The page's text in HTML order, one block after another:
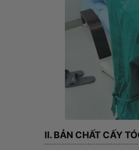
II. BẢN CHẤT CẤY